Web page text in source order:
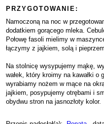
PRZYGOTOWANIE:
Namoczoną na noc w
dodatkiem gorącego mleka.
Połowę fasoli mielimy w
łączymy z jajkiem, solą i
Na stolnicę wysypujemy mąkę,
wałek, który kroimy na kawałki
wyrabiamy nożem w mące na
jajkiem, posypujemy otrębami i
obydwu stron na jasnozłoty kolor.